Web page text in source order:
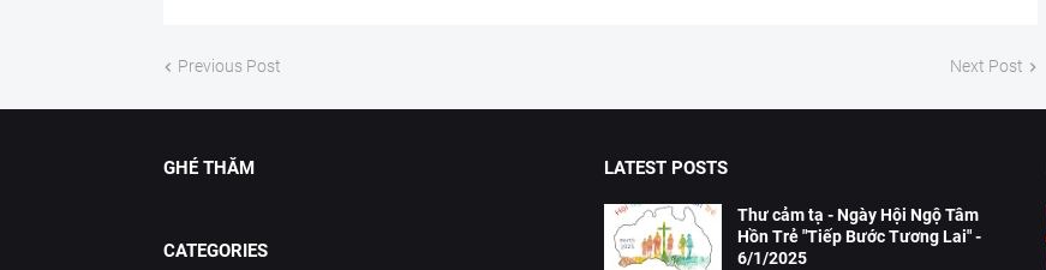
Previous Post Next Post
GHÉ THĂM
CATEGORIES
LATEST POSTS
Thư cảm tạ - Ngày Hội Ngộ Tâm
Hồn Trẻ "Tiếp Bước Tương Lai" -
6/1/2025